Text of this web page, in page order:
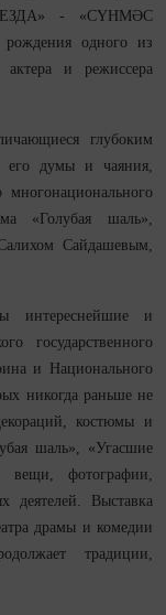
- «СҮНМӘС
одного из
актера и режиссера
глубоким
его думы и чаяния,
«Голубая шаль»,
Сайдашевым,
интереснейшие и
государственного
и Национального
никогда раньше не
костюмы и
шаль», «Угасшие
вещи, фотографии,
деятелей. Выставка
драмы и комедии
традиции,